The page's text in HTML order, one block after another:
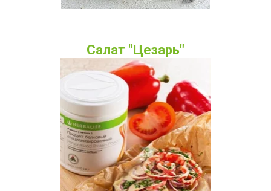
Салат "Цезарь"